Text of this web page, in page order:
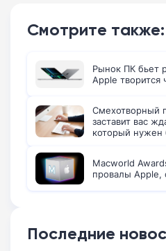
Смотрите также:
Рынок ПК бьет
Apple творится
Смехотворный
заставит вас
который нужен
Macworld
провалы Apple,
Последние